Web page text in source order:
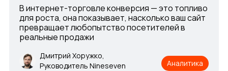
В интернет-торговле конверсия — это топливо
для роста, она показывает, насколько ваш сайт
превращает любопытство посетителей в
реальные продажи
Дмитрий Хоружко,
Руководитель Nineseven
Аналитика